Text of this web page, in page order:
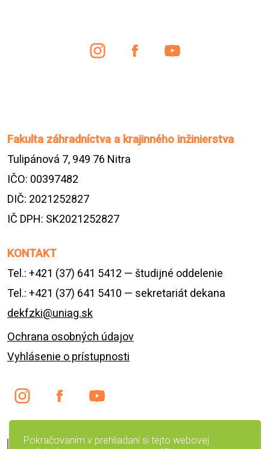
Pokračovaním v prehliadaní si tejto webovej
Fakulta záhradníctva a krajinného inžinierstva
Tulipánová 7, 949 76 Nitra
IČO: 00397482
DIČ: 2021252827
IČ DPH: SK2021252827
KONTAKT
Tel.: +421 (37) 641 5412 — študijné oddelenie
Tel.: +421 (37) 641 5410 — sekretariát dekana
dekfzki@uniag.sk
Ochrana osobných údajov
Vyhlásenie o prístupnosti